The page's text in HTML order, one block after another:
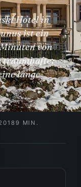
Hotel in
ist ein
von
traumhafter
lange
9 MIN.